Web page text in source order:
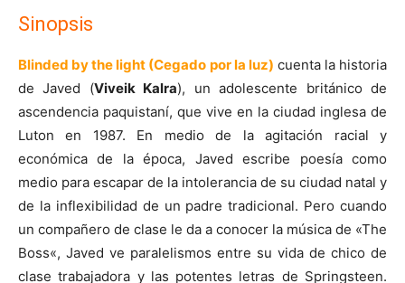
Sinopsis
Blinded by the light (Cegado por la luz) cuenta la historia
de Javed (Viveik Kalra), un adolescente británico de
ascendencia paquistaní, que vive en la ciudad inglesa de
Luton en 1987. En medio de la agitación racial y
económica de la época, Javed escribe poesía como
medio para escapar de la intolerancia de su ciudad natal y
de la inflexibilidad de un padre tradicional. Pero cuando
un compañero de clase le da a conocer la música de «The
Boss«, Javed ve paralelismos entre su vida de chico de
clase trabajadora y las potentes letras de Springsteen.